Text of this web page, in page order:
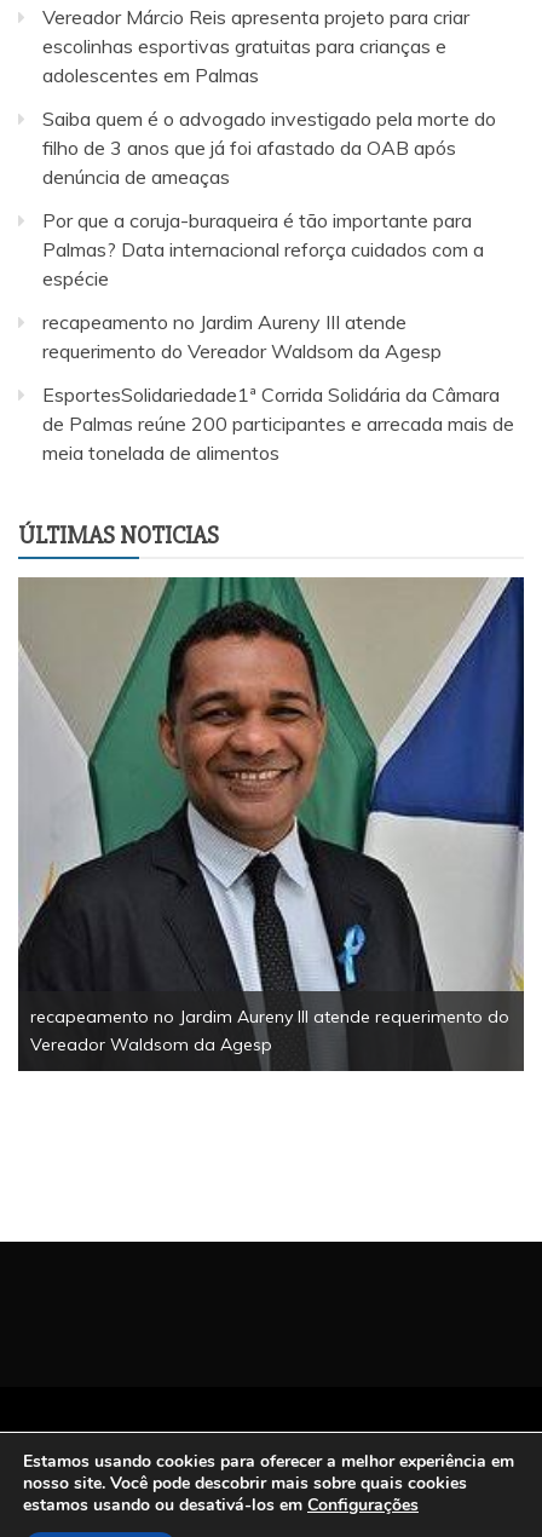
Vereador Márcio Reis apresenta projeto para criar
escolinhas esportivas gratuitas para crianças e
adolescentes em Palmas
Saiba quem é o advogado investigado pela morte do
filho de 3 anos que já foi afastado da OAB após
denúncia de ameaças
Por que a coruja-buraqueira é tão importante para
Palmas? Data internacional reforça cuidados com a
espécie
recapeamento no Jardim Aureny III atende
requerimento do Vereador Waldsom da Agesp
EsportesSolidariedade1ª Corrida Solidária da Câmara
de Palmas reúne 200 participantes e arrecada mais de
meia tonelada de alimentos
ÚLTIMAS NOTICIAS
EsportesSolidariedade1ª Corrida Solidária da Câmara de
Palmas reúne 200 participantes e arrecada mais de meia
tonelada de alimentos
Todos os Direitos Reservados | San Carlos FM
2021.
Proudly powered by WordPress|Theme: Refined
Estamos usando cookies para oferecer a melhor experiência em
nosso site. Você pode descobrir mais sobre quais cookies
estamos usando ou desativá-los em Configurações